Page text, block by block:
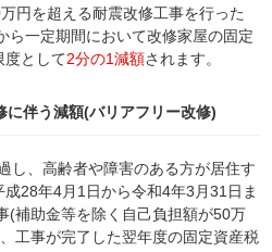
円を超える耐震改修工事を行った
ら一定期間において改修家屋の固定
度として2分の1減額されます。
伴う減額(バリアフリー改修)
し、高齢者や障害のある方が居住す
28年4月1日から令和4年3月31日ま
(補助金等を除く自己負担額が50万
工事が完了した翌年度の固定資産税